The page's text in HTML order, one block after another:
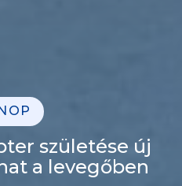
születése új
a levegőben